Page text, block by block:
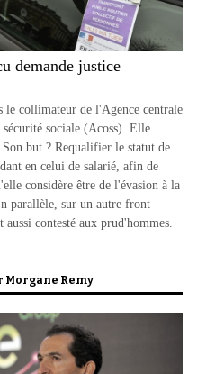
demande justice
le collimateur de l'Agence centrale
sécurité sociale (Acoss). Elle
but ? Requalifier le statut de
en celui de salarié, afin de
considère être de l'évasion à la
parallèle, sur un autre front
contesté aux prud'hommes.
Morgane Remy